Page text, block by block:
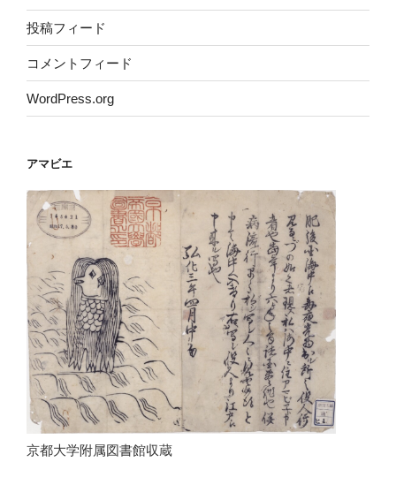
投稿フィード
コメントフィード
WordPress.org
アマビエ
京都大学附属図書館収蔵